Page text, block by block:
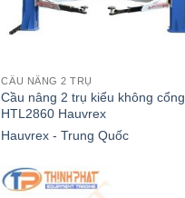
CẦU NÂNG 2 TRỤ
Cầu nâng 2 trụ kiểu không cổng
HTL2860 Hauvrex
Hauvrex - Trung Quốc